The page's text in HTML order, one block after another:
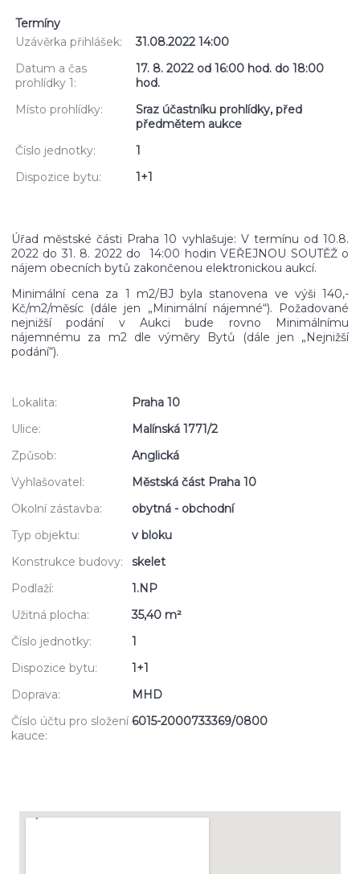
Termíny
Uzávěrka přihlášek:
31.08.2022 14:00
Datum a čas
prohlídky 1:
17. 8. 2022 od 16:00 hod. do 18:00
hod.
Místo prohlídky:
Sraz účastníku prohlídky, před
předmětem aukce
Číslo jednotky:
1
Dispozice bytu:
1+1
Úřad městské části Praha 10 vyhlašuje: V termínu od 10.8.
2022 do 31. 8. 2022 do 14:00 hodin VEŘEJNOU SOUTĚŽ o
nájem obecních bytů zakončenou elektronickou aukcí.
Minimální cena za 1 m2/BJ byla stanovena ve výši 140,-
Kč/m2/měsíc (dále jen „Minimální nájemné“). Požadované
nejnižší podání v Aukci bude rovno Minimálnímu
nájemnému za m2 dle výměry Bytů (dále jen „Nejnižší
podání“).
Lokalita:
Praha 10
Ulice:
Malínská 1771/2
Způsob:
Anglická
Vyhlašovatel:
Městská část Praha 10
Okolní zástavba:
obytná - obchodní
Typ objektu:
v bloku
Konstrukce budovy:
skelet
Podlaží:
1.NP
Užitná plocha:
35,40 m²
Číslo jednotky:
1
Dispozice bytu:
1+1
Doprava:
MHD
Číslo účtu pro složení
kauce:
6015-2000733369/0800